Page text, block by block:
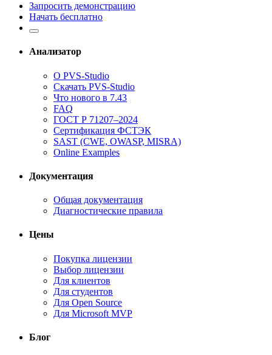
Запросить демонстрацию
Начать бесплатно
Анализатор
О PVS-Studio
Скачать PVS-Studio
Что нового в 7.43
FAQ
ГОСТ Р 71207–2024
Сертификация ФСТЭК
SAST (CWE, OWASP, MISRA)
Online Examples
Документация
Общая документация
Диагностические правила
Цены
Покупка лицензии
Выбор лицензии
Для клиентов
Для студентов
Для Open Source
Для Microsoft MVP
Блог